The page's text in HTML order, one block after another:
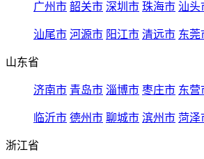
广州市 韶关市 深圳市 珠海市 汕头
汕尾市 河源市 阳江市 清远市 东莞
山东省
济南市 青岛市 淄博市 枣庄市 东营
临沂市 德州市 聊城市 滨州市 菏泽
浙江省